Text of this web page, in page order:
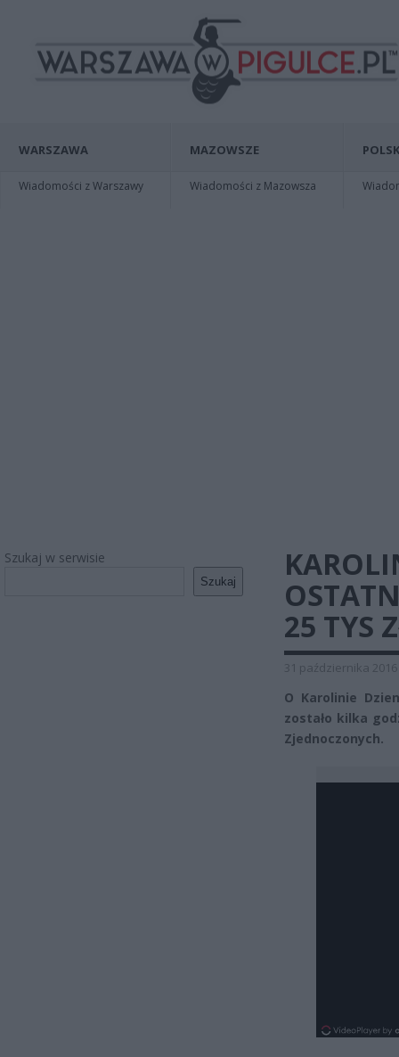
WARSZAWA
Wiadomości z Warszawy
MAZOWSZE
Wiadomości z Mazowsza
Szukaj w serwisie
Szukaj
25 TYS
31 października 2016
O Karolinie
zostało kilka
Zjednoczonych.